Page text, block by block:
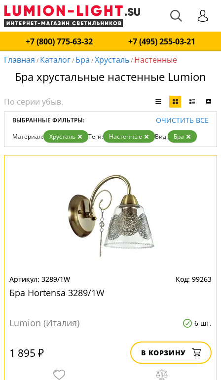
+7 (800) 775-63-32
+7 (495) 255-03-21
Главная / Каталог/ Бра /Хрусталь/ Настенные
Бра хрустальные настенные Lumion
ВЫБРАННЫЕ ФИЛЬТРЫ: ОЧИСТИТЬ ВСЕ
Материал: Хрусталь Теги: Настенные Вид: Бра
3289/1W 99263
Бра Hortensa 3289/1W
Lumion (Италия) 6 шт.
1 895 ₽ В КОРЗИНУ